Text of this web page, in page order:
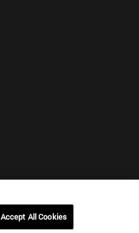
Accept All Cookies